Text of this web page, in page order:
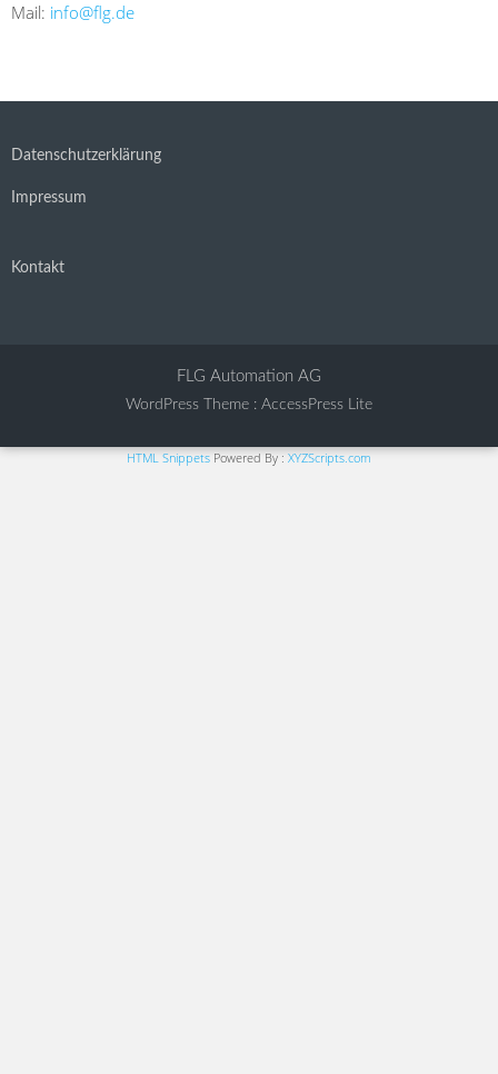
Mail: info@flg.de
Datenschutzerklärung
Impressum
Kontakt
FLG Automation AG
WordPress Theme : AccessPress Lite
HTML Snippets Powered By : XYZScripts.com